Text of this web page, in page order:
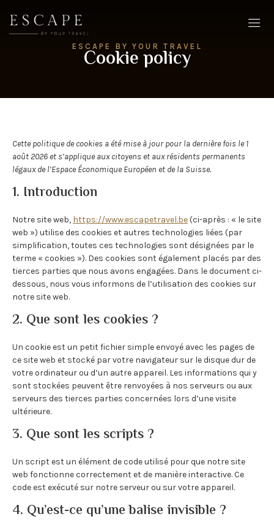
ESCAPE BY YOUR TRAVEL
Cookie policy
Cette politique de cookies a été mise à jour pour la dernière fois le 1
août 2026 et s’applique aux citoyens et aux résidents permanents
légaux de l’Espace Économique Européen et de la Suisse.
1. Introduction
Notre site web, https://www.escapetravel.be(ci-après : « le site
web ») utilise des cookies et autres technologies liées (par
simplification, toutes ces technologies sont désignées par le
terme « cookies »). Des cookies sont également placés par des
tierces parties que nous avons engagées. Dans le document ci-
dessous, nous vous informons de l’utilisation des cookies sur
notre site web.
2. Que sont les cookies ?
Un cookie est un petit fichier simple envoyé avec les pages de
ce site web et stocké par votre navigateur sur le disque dur de
votre ordinateur ou d’un autre appareil. Les informations qui y
sont stockées peuvent être renvoyées à nos serveurs ou aux
serveurs des tierces parties concernées lors d’une visite
ultérieure.
3. Que sont les scripts ?
Un script est un élément de code utilisé pour que notre site
web fonctionne correctement et de manière interactive. Ce
code est exécuté sur notre serveur ou sur votre appareil.
4. Qu’est-ce qu’une balise invisible ?